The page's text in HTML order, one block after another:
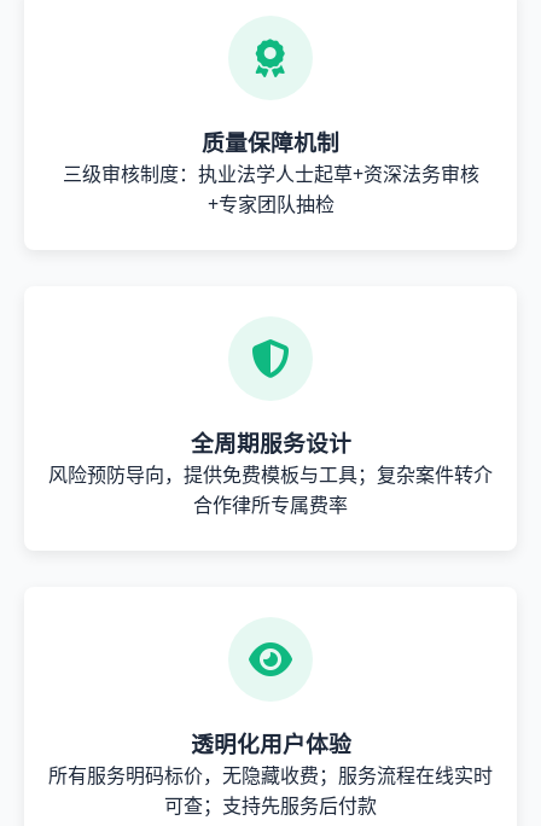
质量保障机制
三级审核制度：执业法学人士起草+资深法务审核
+专家团队抽检
全周期服务设计
风险预防导向，提供免费模板与工具；复杂案件转介
合作律所专属费率
透明化用户体验
所有服务明码标价，无隐藏收费；服务流程在线实时
可查；支持先服务后付款